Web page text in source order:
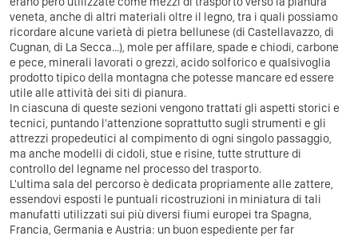
veneta, anche di altri materiali oltre il legno, tra i quali possiamo
ricordare alcune varietà di pietra bellunese (di Castellavazzo, di
Cugnan, di La Secca...), mole per affilare, spade e chiodi, carbone
e pece, minerali lavorati o grezzi, acido solforico e qualsivoglia
prodotto tipico della montagna che potesse mancare ed essere
utile alle attività dei siti di pianura.
In ciascuna di queste sezioni vengono trattati gli aspetti storici e
tecnici, puntando l'attenzione soprattutto sugli strumenti e gli
attrezzi propedeutici al compimento di ogni singolo passaggio,
ma anche modelli di cidoli, stue e risine, tutte strutture di
controllo del legname nel processo del trasporto.
L'ultima sala del percorso è dedicata propriamente alle zattere,
essendovi esposti le puntuali ricostruzioni in miniatura di tali
manufatti utilizzati sui più diversi fiumi europei tra Spagna,
Francia, Germania e Austria: un buon espediente per far